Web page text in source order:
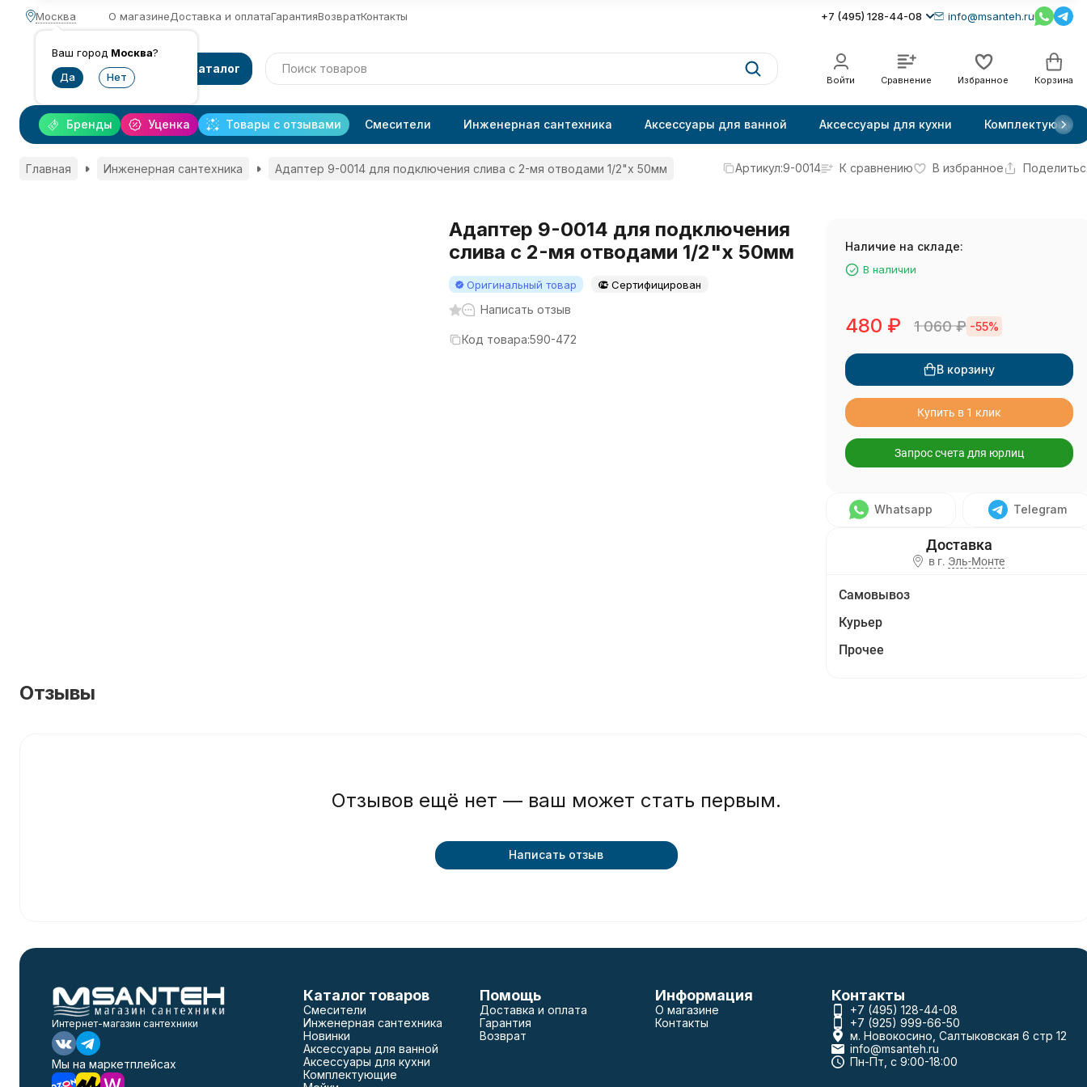
Москва
Ваш город Москва?
О магазинеДоставка и оплатаГарантияВозвратКонтакты +7 (495) 128-44-08 info@msanteh.ru
Каталог
Войти Сравнение Избранное Корзина
Уценка Товары с отзывами
Бренды Смесители Инженерная сантехника Аксессуары для ванной Аксессуары для кухни Комплектующие
Главная Инженерная сантехника Адаптер 9-0014 для подключения слива с 2-мя отводами 1/2"x 50мм Артикул:9-0014 К сравнению В избранное
Адаптер 9-0014 для подключения
слива с 2-мя отводами 1/2"x 50мм
Оригинальный товар Сертифицирован
Написать отзыв
Код товара:590-472
Наличие на складе:
В наличии
480 ₽ 1 060₽ -55%
В корзину
Купить в 1 клик
Запрос счета для юрлиц
Whatsapp Telegram
в г. Эль-Монте
Самовывоз
Курьер
Прочее
Отзывы
Отзывов ещё нет — ваш может стать первым.
Написать отзыв
Интернет-магазин сантехники
Мы на маркетплейсах
Каталог товаров
Смесители
Инженерная сантехника
Новинки
Аксессуары для ванной
Аксессуары для кухни
Комплектующие
Помощь
Доставка и оплата
Гарантия
Возврат
Информация
О магазине
Контакты
Контакты
+7 (495) 128-44-08
+7 (925) 999-66-50
м. Новокосино, Салтыковская 6 стр 12
info@msanteh.ru
Пн-Пт, с 9:00-18:00